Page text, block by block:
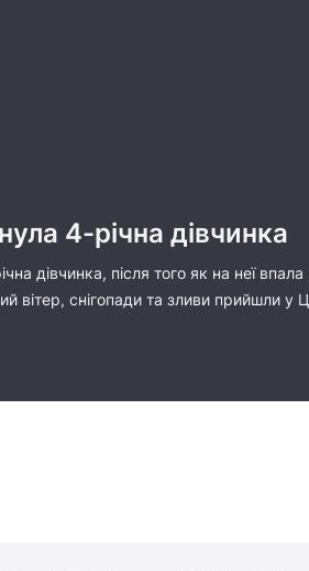
4-річна дівчинка
дівчинка, після того як на неї
вітер, снігопади та зливи прийшли у